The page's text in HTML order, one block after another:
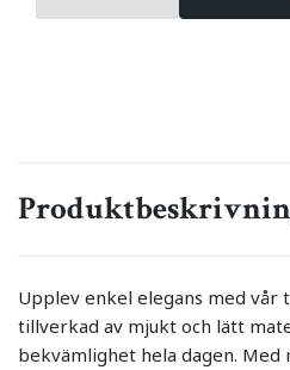
Upplev enkel elegans med vår
tillverkad av mjukt och lätt
bekvämlighet hela dagen.